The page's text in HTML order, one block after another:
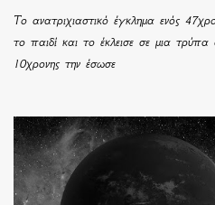
Το ανατριχιαστικό έγκλημα ενός
το παιδί και το έκλεισε σε μια τρύπα
10χρονης την έσωσε